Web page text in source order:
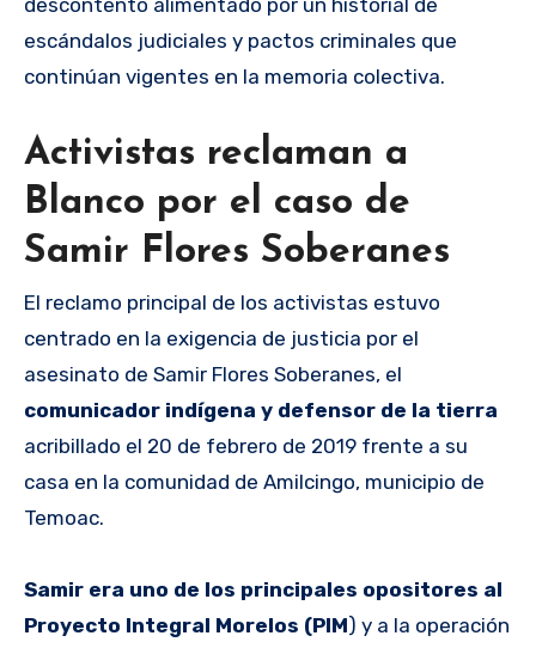
descontento alimentado por un historial de
escándalos judiciales y pactos criminales que
continúan vigentes en la memoria colectiva.
Activistas reclaman a
Blanco por el caso de
Samir Flores Soberanes
El reclamo principal de los activistas estuvo
centrado en la exigencia de justicia por el
asesinato de Samir Flores Soberanes, el
comunicador indígena y defensor de la tierra
acribillado el 20 de febrero de 2019 frente a su
casa en la comunidad de Amilcingo, municipio de
Temoac.
Samir era uno de los principales opositores al
Proyecto Integral Morelos (PIM) y a la operación